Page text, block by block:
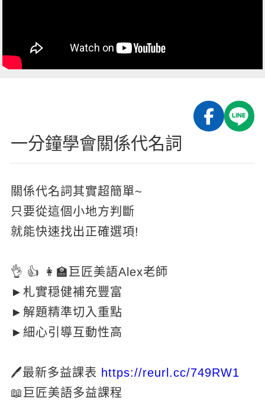
英文檢定
TOEFL 托福課程
英文聽力養成
旅遊英文
基礎字彙
情境閱讀
英文寫作
TED Talks
CNN聽力強化
主題課程
英語俱樂部
ECAM
Let's Talk
線上真人
日語
韓語
西班牙語
外語即時通
兒童美語
更多
一對一家教
企業訓練
數位學習教材
學習分享
企業服務
一分鐘學會關係代名詞
關係代名詞其實超簡單~
只要從這個小地方判斷
就能快速找出正確選項!
👌 👍 👩🏫巨匠美語Alex老師
►札實穏健補充豐富
►解題精準切入重點
►細心引導互動性高
🖊最新多益課表 https://reurl.cc/749RW1
📖巨匠美語多益課程